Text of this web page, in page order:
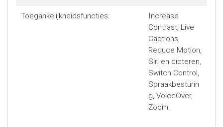
Toegankelijkheidsfuncties:
Increase
Contrast, Live
Captions,
Reduce Motion,
Siri en dicteren,
Switch Control,
Spraakbesturin
g, VoiceOver,
Zoom